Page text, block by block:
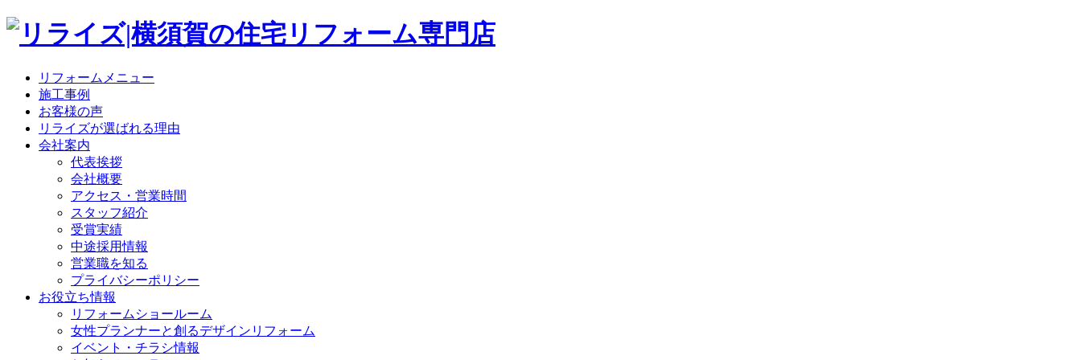
リフォームメニュー
施工事例
お客様の声
リライズが選ばれる理由
会社案内
代表挨拶
会社概要
アクセス・営業時間
スタッフ紹介
受賞実績
中途採用情報
営業職を知る
プライバシーポリシー
お役立ち情報
リフォームショールーム
女性プランナーと創るデザインリフォーム
イベント・チラシ情報